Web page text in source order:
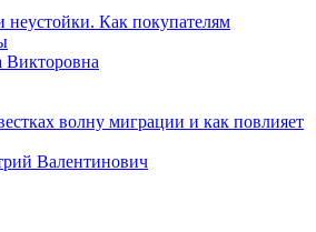
неустойки. Как покупателям
волну миграции и как повлияет
Валентинович